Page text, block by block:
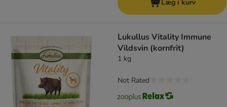
Læg i kurv
Lukullus Vitality Immune
Vildsvin (kornfrit)
1 kg
Not Rated